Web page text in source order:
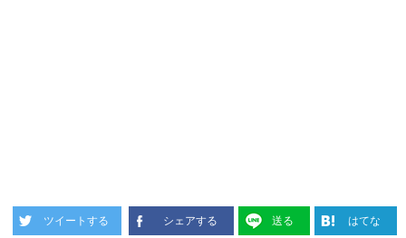
ツイートする シェアする 送る はてな